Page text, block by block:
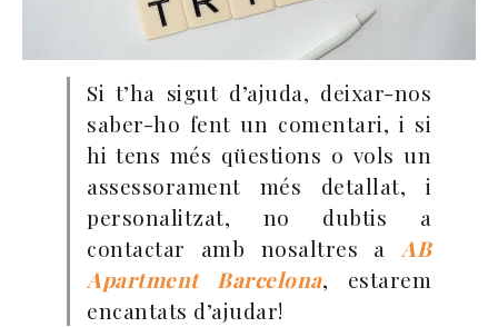
Si t’ha sigut d’ajuda, deixar-nos
saber-ho fent un comentari, i si
hi tens més qüestions o vols un
assessorament més detallat, i
personalitzat, no dubtis a
contactar amb nosaltres a AB
Apartment Barcelona, estarem
encantats d’ajudar!